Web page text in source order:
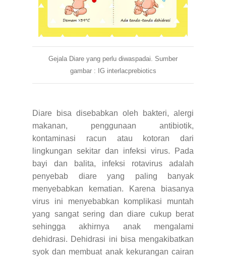
Gejala Diare yang perlu diwaspadai. Sumber
gambar : IG interlacprebiotics
Diare bisa disebabkan oleh bakteri, alergi
makanan, penggunaan antibiotik,
kontaminasi racun atau kotoran dari
lingkungan sekitar dan infeksi virus. Pada
bayi dan balita, infeksi rotavirus adalah
penyebab diare yang paling banyak
menyebabkan kematian. Karena biasanya
virus ini menyebabkan komplikasi muntah
yang sangat sering dan diare cukup berat
sehingga akhirnya anak mengalami
dehidrasi. Dehidrasi ini bisa mengakibatkan
syok dan membuat anak kekurangan cairan